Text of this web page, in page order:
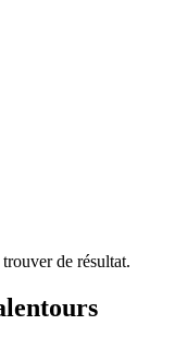
de résultat.